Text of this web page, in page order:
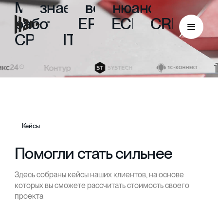
Мызнаем всенюансы
работы
ERP, ECM,CRM,
CPM
ITIL
ECM
Кейсы
Помогли стать сильнее
Здесь собраны кейсы наших клиентов, на основе
которых вы сможете рассчитать стоимость своего
проекта